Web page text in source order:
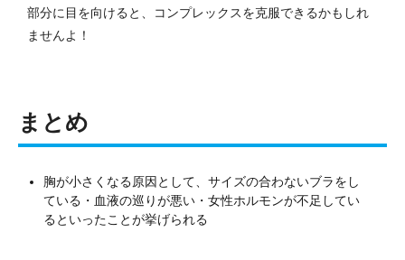
部分に目を向けると、コンプレックスを克服できるかもしれ
ませんよ！
まとめ
胸が小さくなる原因として、サイズの合わないブラをし
ている・血液の巡りが悪い・女性ホルモンが不足してい
るといったことが挙げられる